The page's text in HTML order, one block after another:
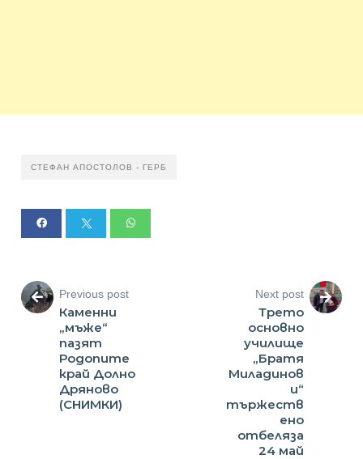
СТЕФАН АПОСТОЛОВ - ГЕРБ
Previous post
Каменни
„мъже“
пазят
Родопите
край Долно
Дряново
(СНИМКИ)
Next post
Трето
основно
училище
„Братя
Миладинов
и“
тържеств
ено
отбеляза
24 май